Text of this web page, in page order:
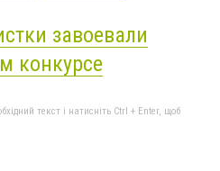
завоевали
конкурсе
текст і натисніть Ctrl + Enter, щоб